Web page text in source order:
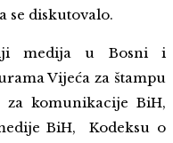
se diskutovalo.
medija u Bosni i
Vijeća za štampu
komunikacije BiH,
BiH, Kodeksu o